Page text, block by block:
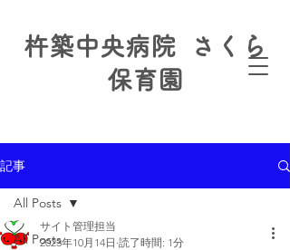
杵築中央病院 さくら
保育園
記事
All Posts
All Posts
サイト管理担当
2023年10月14日 読了時間: 1分